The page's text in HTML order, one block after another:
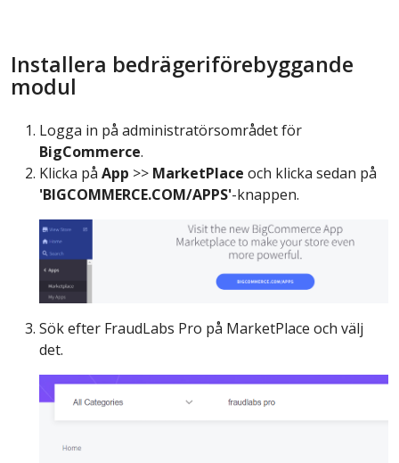
Installera bedrägeriförebyggande
modul
Logga in på administratörsområdet för
BigCommerce.
Klicka på App >> MarketPlace och klicka sedan på
'BIGCOMMERCE.COM/APPS'-knappen.
Sök efter FraudLabs Pro på MarketPlace och välj
det.